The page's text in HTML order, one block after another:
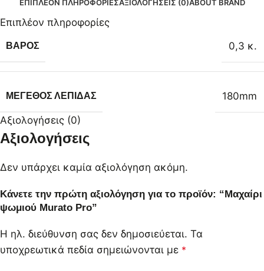
ΕΠΙΠΛΈΟΝ ΠΛΗΡΟΦΟΡΊΕΣΑΞΙΟΛΟΓΉΣΕΙΣ (0)ABOUT BRAND
Επιπλέον πληροφορίες
ΒΆΡΟΣ 0,3 κ.
ΜΈΓΕΘΟΣ ΛΕΠΊΔΑΣ 180mm
Αξιολογήσεις (0)
Αξιολογήσεις
Δεν υπάρχει καμία αξιολόγηση ακόμη.
Κάνετε την πρώτη αξιολόγηση για το προϊόν: “Μαχαίρι
ψωμιού Murato Pro”
Η ηλ. διεύθυνση σας δεν δημοσιεύεται. Τα
υποχρεωτικά πεδία σημειώνονται με *